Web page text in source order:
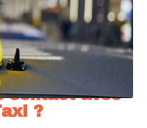
contact avec
?